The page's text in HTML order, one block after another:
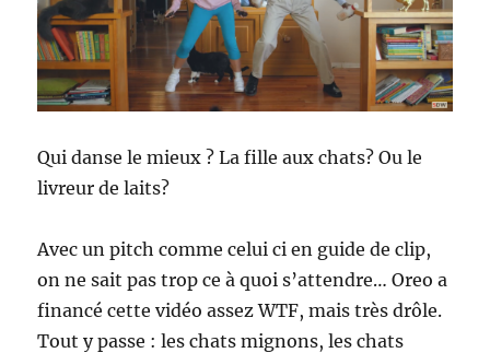
Qui danse le mieux ? La fille aux chats? Ou le
livreur de laits?
Avec un pitch comme celui ci en guide de clip,
on ne sait pas trop ce à quoi s’attendre… Oreo a
financé cette vidéo assez WTF, mais très drôle.
Tout y passe : les chats mignons, les chats